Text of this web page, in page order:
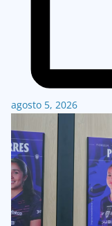
agosto 5, 2026